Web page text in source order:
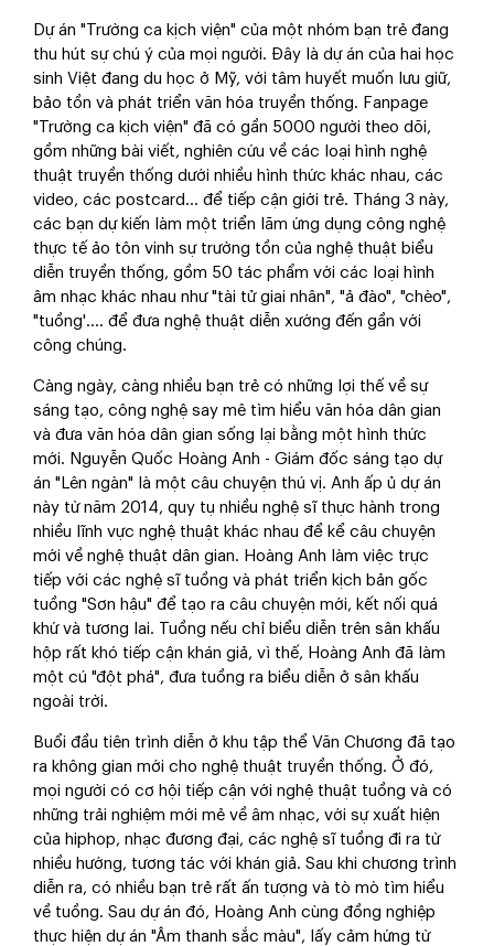
Dự án "Trường ca kịch viện" của một nhóm bạn trẻ đang
thu hút sự chú ý của mọi người. Đây là dự án của hai học
sinh Việt đang du học ở Mỹ, với tâm huyết muốn lưu giữ,
bảo tồn và phát triển văn hóa truyền thống. Fanpage
"Trường ca kịch viện" đã có gần 5000 người theo dõi,
gồm những bài viết, nghiên cứu về các loại hình nghệ
thuật truyền thống dưới nhiều hình thức khác nhau, các
video, các postcard... để tiếp cận giới trẻ. Tháng 3 này,
các bạn dự kiến làm một triển lãm ứng dụng công nghệ
thực tế ảo tôn vinh sự trường tồn của nghệ thuật biểu
diễn truyền thống, gồm 50 tác phẩm với các loại hình
âm nhạc khác nhau như "tài tử giai nhân", "ả đào", "chèo",
"tuồng'.... để đưa nghệ thuật diễn xướng đến gần với
công chúng.
Càng ngày, càng nhiều bạn trẻ có những lợi thế về sự
sáng tạo, công nghệ say mê tìm hiểu văn hóa dân gian
và đưa văn hóa dân gian sống lại bằng một hình thức
mới. Nguyễn Quốc Hoàng Anh - Giám đốc sáng tạo dự
án "Lên ngàn" là một câu chuyện thú vị. Anh ấp ủ dự án
này từ năm 2014, quy tụ nhiều nghệ sĩ thực hành trong
nhiều lĩnh vực nghệ thuật khác nhau để kể câu chuyện
mới về nghệ thuật dân gian. Hoàng Anh làm việc trực
tiếp với các nghệ sĩ tuồng và phát triển kịch bản gốc
tuồng "Sơn hậu" để tạo ra câu chuyện mới, kết nối quá
khứ và tương lai. Tuồng nếu chỉ biểu diễn trên sân khấu
hộp rất khó tiếp cận khán giả, vì thế, Hoàng Anh đã làm
một cú "đột phá", đưa tuồng ra biểu diễn ở sân khấu
ngoài trời.
Buổi đầu tiên trình diễn ở khu tập thể Văn Chương đã tạo
ra không gian mới cho nghệ thuật truyền thống. Ở đó,
mọi người có cơ hội tiếp cận với nghệ thuật tuồng và có
những trải nghiệm mới mẻ về âm nhạc, với sự xuất hiện
của hiphop, nhạc đương đại, các nghệ sĩ tuồng đi ra từ
nhiều hướng, tương tác với khán giả. Sau khi chương trình
diễn ra, có nhiều bạn trẻ rất ấn tượng và tò mò tìm hiểu
về tuồng. Sau dự án đó, Hoàng Anh cùng đồng nghiệp
thực hiện dự án "Âm thanh sắc màu", lấy cảm hứng từ